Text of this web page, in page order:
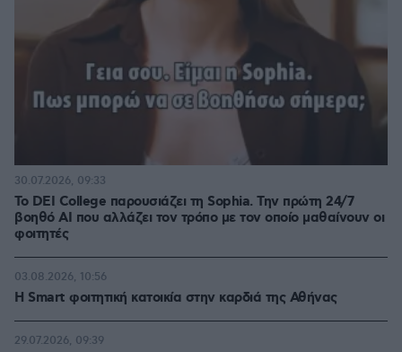
Το DEI College παρουσιάζει τη Sophia. Την πρώτη 24/7
βοηθό AI που αλλάζει τον τρόπο με τον οποίο μαθαίνουν οι
φοιτητές
30.07.2026, 09:33
Η Smart φοιτητική κατοικία στην καρδιά της Αθήνας
03.08.2026, 10:56
29.07.2026, 09:39